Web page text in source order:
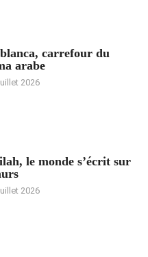
carrefour du
arabe
2026
le monde s’écrit sur
2026